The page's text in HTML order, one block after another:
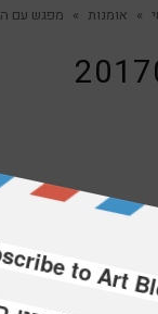
» אומנות »